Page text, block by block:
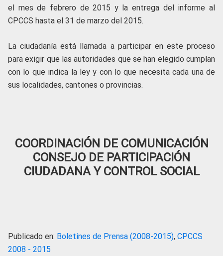
el mes de febrero de 2015 y la entrega del informe al
CPCCS hasta el 31 de marzo del 2015.
La ciudadanía está llamada a participar en este proceso
para exigir que las autoridades que se han elegido cumplan
con lo que indica la ley y con lo que necesita cada una de
sus localidades, cantones o provincias.
COORDINACIÓN DE COMUNICACIÓN
CONSEJO DE PARTICIPACIÓN
CIUDADANA Y CONTROL SOCIAL
Publicado en: Boletines de Prensa (2008-2015), CPCCS
2008 - 2015